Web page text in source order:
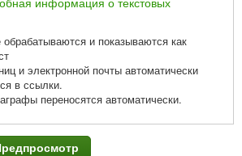
обрабатываются и показываются как
и электронной почты автоматически
в ссылки.
переносятся автоматически.